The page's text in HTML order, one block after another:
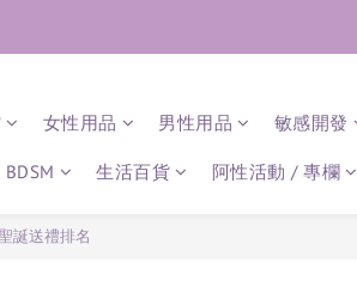
女性用品 男性用品 敏感開發
BDSM 生活百貨 阿性活動 / 專欄
誕送禮排名